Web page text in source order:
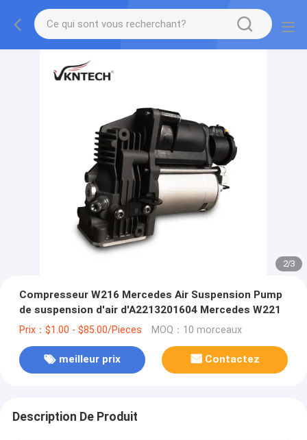
2/3
Compresseur W216 Mercedes Air Suspension Pump
de suspension d'air d'A2213201604 Mercedes W221
Prix：$1.00 - $85.00/Pieces MOQ：10 morceaux
meilleur prix Contactez
Description De Produit